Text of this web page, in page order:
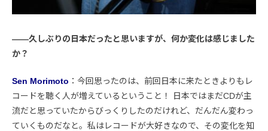
――久しぶりの日本だったと思いますが、何か変化は感じました
か？
Sen Morimoto ：今回思ったのは、前回日本に来たときよりもレ
コードを聴く人が増えているということ！ 日本ではまだCDが主
流だと思っていたからびっくりしたのだけれど、だんだん変わっ
ていくものだなと。私はレコードが大好きなので、その変化を知